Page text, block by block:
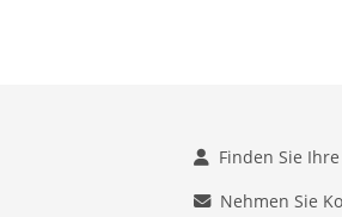
Finden Sie
Nehmen Sie